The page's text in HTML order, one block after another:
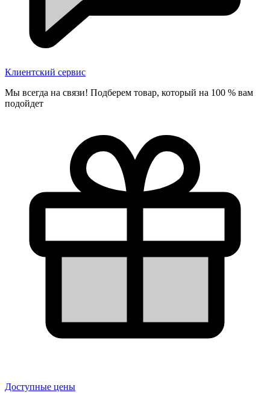
Клиентский сервис
Мы всегда на связи! Подберем товар, который на 100 % вам
подойдет
Доступные цены